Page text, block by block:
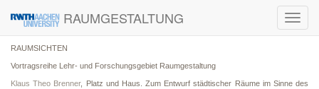
RAUMGESTALTUNG
RAUMSICHTEN
Vortragsreihe Lehr- und Forschungsgebiet Raumgestaltung
Klaus Theo Brenner, Platz und Haus. Zum Entwurf städtischer Räume im Sinne des